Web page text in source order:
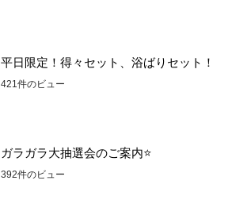
平日限定！得々セット、浴ばりセット！
421件のビュー
ガラガラ大抽選会のご案内⭐
392件のビュー